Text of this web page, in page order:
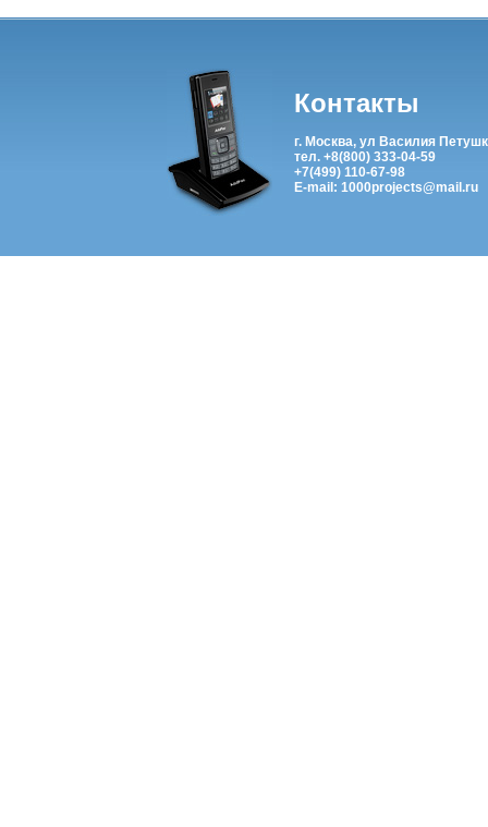
Контакты
г. Москва, ул Василия
тел. +8(800) 333-04-59
+7(499) 110-67-98
E-mail: 1000projects@mail.ru